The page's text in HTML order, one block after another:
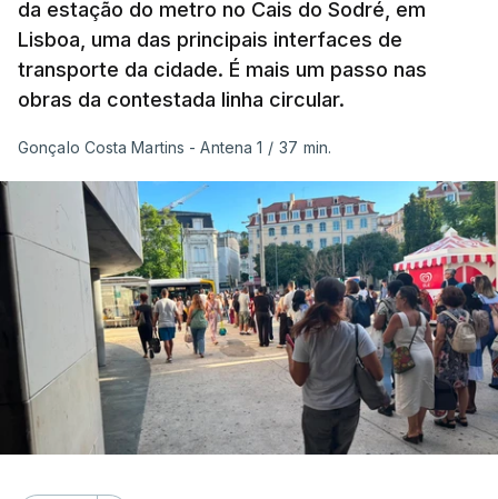
São os dados do mais recente relatório do
Copernicus, o sistema de Observação da Terra
do programa espacial da União Europeia.
Médio Prazo, reforça que "julho de 2026 foi o
terceiro mês consecutivo de calor excecional na
Europa Ocidental, elevando a temperatura
combinada de junho e julho a um novo recorde
para a região”.
da estação do metro no Cais do Sodré, em
Lisboa, uma das principais interfaces de
transporte da cidade. É mais um passo nas
obras da contestada linha circular.
Gonçalo Costa Martins - Antena 1 / 37 min.